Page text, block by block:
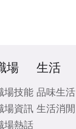
場
場技能
場資訊
場熱話
生活
品味生活
生活消閒